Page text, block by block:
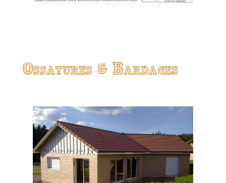
Ossatures & Bardages